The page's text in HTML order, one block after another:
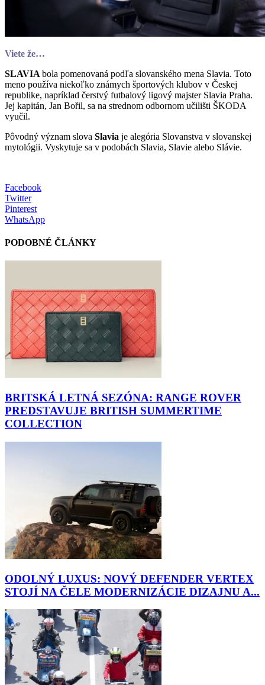
Viete že…
SLAVIA bola pomenovaná podľa slovanského mena Slavia. Toto
meno používa niekoľko známych športových klubov v Českej
republike, napríklad čerstvý futbalový ligový majster Slavia Praha.
Jej kapitán, Jan Bořil, sa na strednom odbornom učilišti ŠKODA
vyučil.
Pôvodný význam slova Slavia je alegória Slovanstva v slovanskej
mytológii. Vyskytuje sa v podobách Slavia, Slavie alebo Slávie.
Facebook
Twitter
Pinterest
WhatsApp
PODOBNÉ ČLÁNKY
BRITSKÁ LETNÁ SEZÓNA: RANGE ROVER
PREDSTAVUJE BRITISH SUMMERTIME
COLLECTION
ODOLNÝ LUXUS: NOVÝ DEFENDER VERTEX
STOJÍ NA ČELE MODERNIZÁCIE DIZAJNU A...